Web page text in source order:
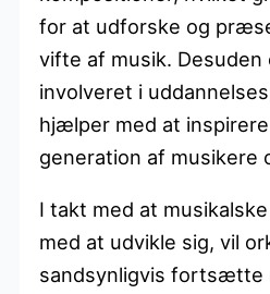
for at udforske og
vifte af musik.
involveret i
hjælper med at
generation af musikere
I takt med at
med at udvikle sig, vil
sandsynligvis fortsætte